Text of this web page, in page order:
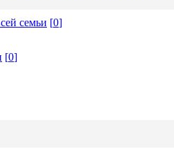
семьи [0]
[0]